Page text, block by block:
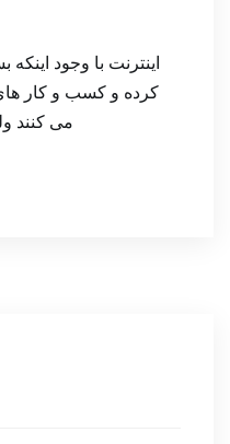
اینترنت با وجود
کرده و کسب و کار
می کنند